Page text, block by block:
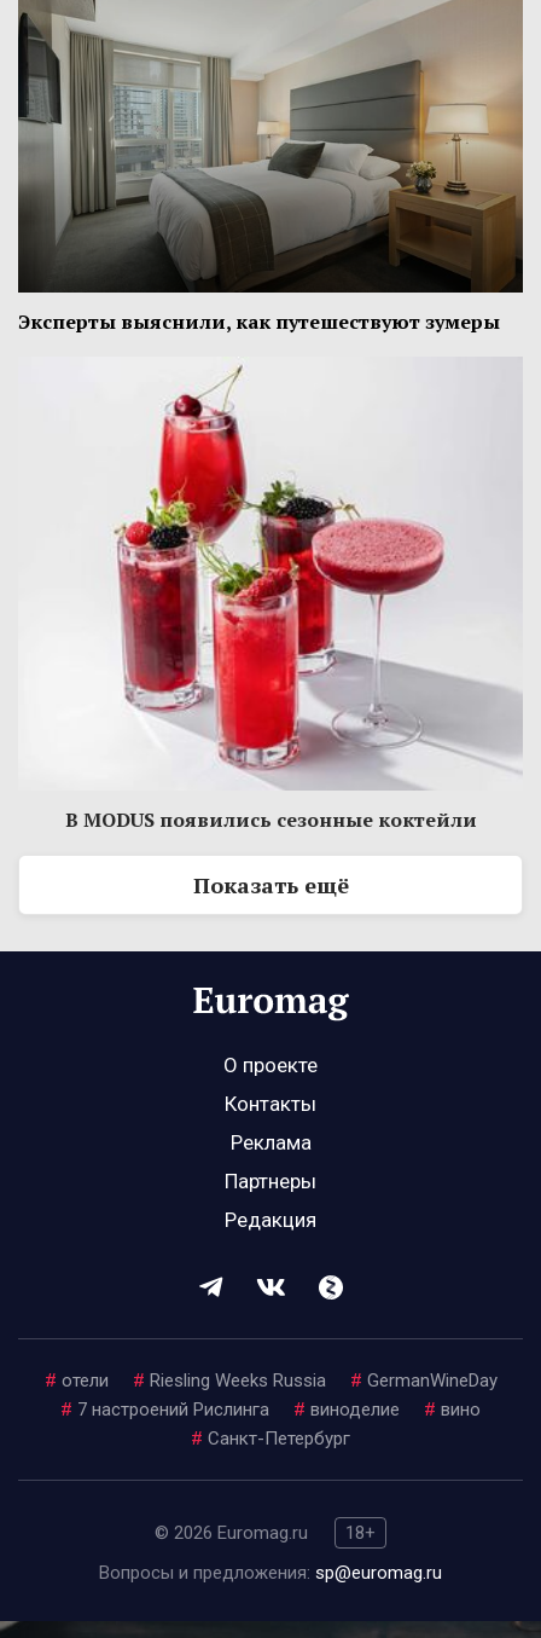
Эксперты выяснили, как путешествуют зумеры
В MODUS появились сезонные коктейли
Показать ещё
О проекте
Контакты
Реклама
Партнеры
Редакция
# отели # Riesling Weeks Russia # GermanWineDay
# 7 настроений Рислинга # виноделие # вино
# Санкт-Петербург
© 2026 Euromag.ru
18+
Вопросы и предложения: sp@euromag.ru